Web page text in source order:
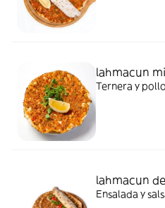
lahmacun
Ternera y
lahmacun
Ensalada y